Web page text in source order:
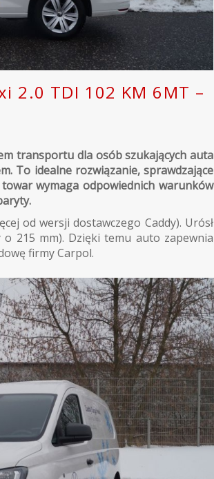
2.0 TDI 102 KM 6MT –
transportu dla osób szukających auta
To idealne rozwiązanie, sprawdzające
wymaga odpowiednich warunków
od wersji dostawczego Caddy). Urósł
215 mm). Dzięki temu auto zapewnia
firmy Carpol.